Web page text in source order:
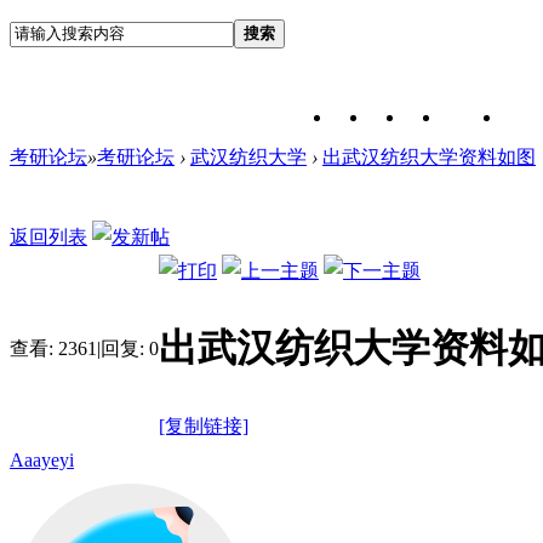
搜索
考研论坛»考研论坛 › 武汉纺织大学 › 出武汉纺织大学资料如图
返回列表
查看: 2361 |回复: 0出武汉纺织大学资料
[复制链接]
Aaayeyi